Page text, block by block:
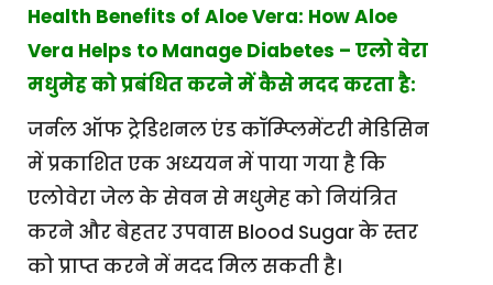
Health Benefits of Aloe Vera: How Aloe
Vera Helps to Manage Diabetes – एलो वेरा
मधुमेह को प्रबंधित करने में कैसे मदद करता है:
जर्नल ऑफ ट्रेडिशनल एंड कॉम्प्लिमेंटरी मेडिसिन
में प्रकाशित एक अध्ययन में पाया गया है कि
एलोवेरा जेल के सेवन से मधुमेह को नियंत्रित
करने और बेहतर उपवास Blood Sugar के स्तर
को प्राप्त करने में मदद मिल सकती है।